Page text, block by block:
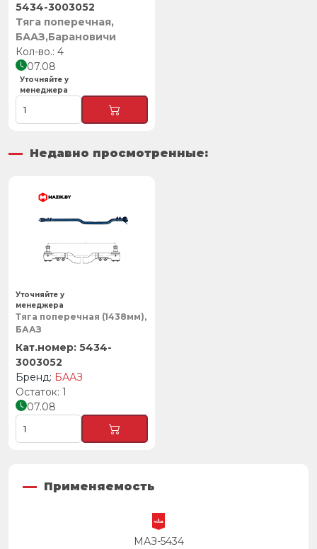
Тяга поперечная,
БААЗ,Барановичи
5434-3003052
4
07.08
Уточняйте у
менеджера
Недавно просмотренные:
Тяга поперечная (1438мм),
БААЗ
5434-
3003052
БААЗ
1
07.08
Уточняйте у
менеджера
Применяемость
МАЗ-5434